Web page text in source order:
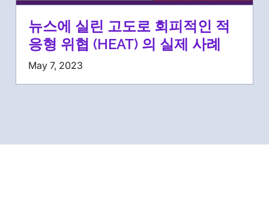
뉴스에 실린 고도로 회피적인 적
응형 위협 (HEAT) 의 실제 사례
May 7, 2023